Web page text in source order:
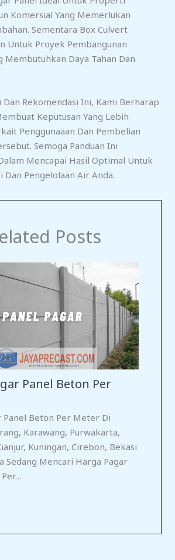
Komersial Yang Memerlukan
Sementara Box Culvert
Untuk Proyek Pembangunan
Daya Tahan Dan
Rekomendasi Ini, Kami Berharap
Keputusan Yang Lebih
Penggunaaan Dan Pembelian
Semoga Panduan Ini
Mencapai Hasil Optimal Untuk
Pengelolaan Air Anda.
Posts
Panel Beton Per
Panel Beton Per Meter Di
Karawang, Purwakarta,
Kuningan, Cirebon, Bekasi
Sedang Mencari Harga Pagar